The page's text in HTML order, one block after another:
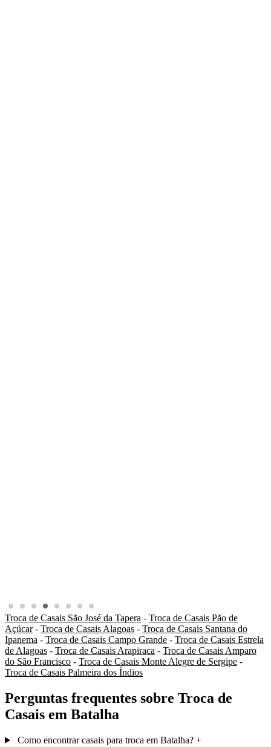
Troca de Casais São José da Tapera - Troca de Casais Pão de
Açúcar- Troca de Casais Alagoas - Troca de Casais Santana do
Ipanema - Troca de Casais Campo Grande - Troca de Casais Estrela
de Alagoas - Troca de Casais Arapiraca - Troca de Casais Amparo
do São Francisco - Troca de Casais Monte Alegre de Sergipe -
Troca de Casais Palmeira dos Índios
Perguntas frequentes sobre Troca de
Casais em Batalha
Como encontrar casais para troca em Batalha? +